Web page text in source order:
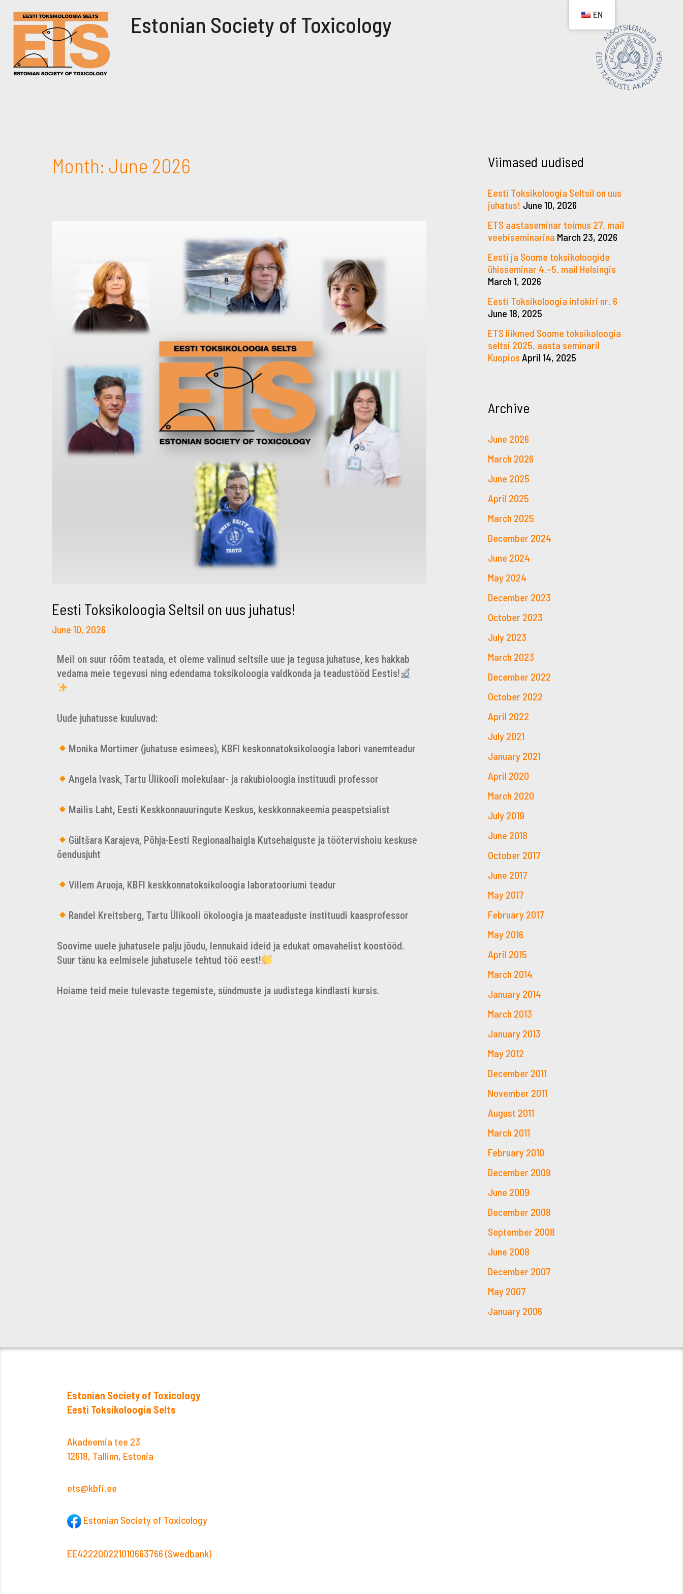
Estonian Society of Toxicology
Month: June 2026
Eesti Toksikoloogia Seltsil on uus juhatus!
June 10, 2026
Meil on suur rõõm teatada, et oleme valinud seltsile uue ja tegusa juhatuse, kes hakkab
vedama meie tegevusi ning edendama toksikoloogia valdkonda ja teadustööd Eestis!
Uude juhatusse kuuluvad:
Monika Mortimer (juhatuse esimees), KBFI keskonnatoksikoloogia labori vanemteadur
Angela Ivask, Tartu Ülikooli molekulaar- ja rakubioloogia instituudi professor
Mailis Laht, Eesti Keskkonnauuringute Keskus, keskkonnakeemia peaspetsialist
Gültšara Karajeva, Põhja-Eesti Regionaalhaigla Kutsehaiguste ja töötervishoiu keskuse
õendusjuht
Villem Aruoja, KBFI keskkonnatoksikoloogia laboratooriumi teadur
Randel Kreitsberg, Tartu Ülikooli ökoloogia ja maateaduste instituudi kaasprofessor
Soovime uuele juhatusele palju jõudu, lennukaid ideid ja edukat omavahelist koostööd.
Suur tänu ka eelmisele juhatusele tehtud töö eest!
Hoiame teid meie tulevaste tegemiste, sündmuste ja uudistega kindlasti kursis.
Viimased uudised
Eesti Toksikoloogia Seltsil on uus
juhatus! June 10, 2026
ETS aastaseminar toimus 27. mail
veebiseminarina March 23, 2026
Eesti ja Soome toksikoloogide
ühisseminar 4.–5. mail Helsingis
March 1, 2026
Eesti Toksikoloogia infokiri nr. 6
June 18, 2025
ETS liikmed Soome toksikoloogia
seltsi 2025. aasta seminaril
Kuopios April 14, 2025
Archive
June 2026
March 2026
June 2025
April 2025
March 2025
December 2024
June 2024
May 2024
December 2023
October 2023
July 2023
March 2023
December 2022
October 2022
April 2022
July 2021
January 2021
April 2020
March 2020
July 2019
June 2018
October 2017
June 2017
May 2017
February 2017
May 2016
April 2015
March 2014
January 2014
March 2013
January 2013
May 2012
December 2011
November 2011
August 2011
March 2011
February 2010
December 2009
June 2009
December 2008
September 2008
June 2008
December 2007
May 2007
January 2006
Estonian Society of Toxicology
Eesti Toksikoloogia Selts
Akadeemia tee 23
12618, Tallinn, Estonia
ets@kbfi.ee
Estonian Society of Toxicology
EE422200221010663766 (Swedbank)
EN